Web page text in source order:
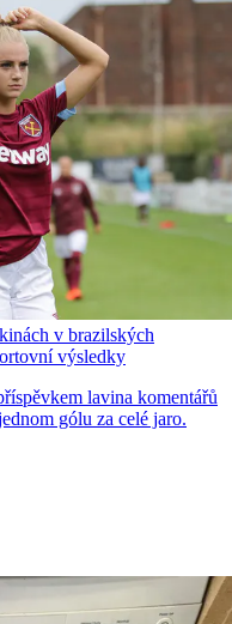
v brazilských
výsledky
lavina komentářů
gólu za celé jaro.